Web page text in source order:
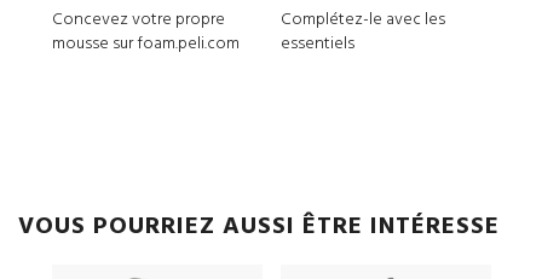
Concevez votre propre
mousse sur foam.peli.com
Complétez-le avec les
essentiels
VOUS POURRIEZ AUSSI ÊTRE INTÉRESSE